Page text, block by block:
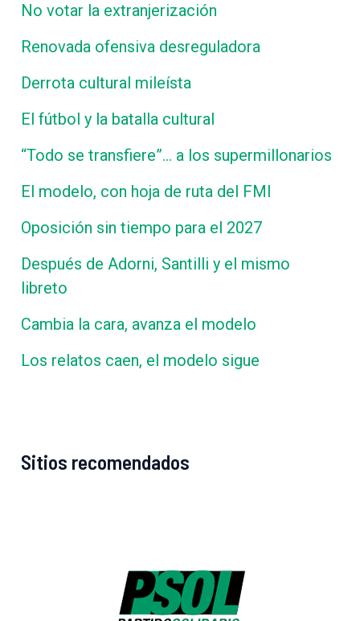
No votar la extranjerización
Renovada ofensiva desreguladora
Derrota cultural mileísta
El fútbol y la batalla cultural
“Todo se transfiere”… a los supermillonarios
El modelo, con hoja de ruta del FMI
Oposición sin tiempo para el 2027
Después de Adorni, Santilli y el mismo
libreto
Cambia la cara, avanza el modelo
Los relatos caen, el modelo sigue
Sitios recomendados